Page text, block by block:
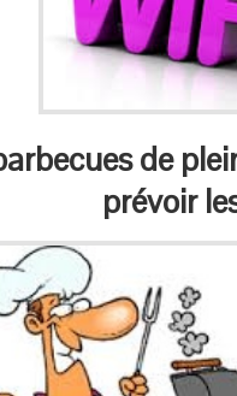
de
prévoir